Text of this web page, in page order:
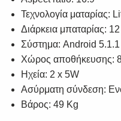
Τεχνολογία ματαρίας:
Διάρκεια μπαταρίας:
Σύστημα: Android 5.1.1
Χώρος αποθήκευσης:
Ηχεία: 2 x 5W
Ασύρματη σύνδεση:
Βάρος: 49 Kg